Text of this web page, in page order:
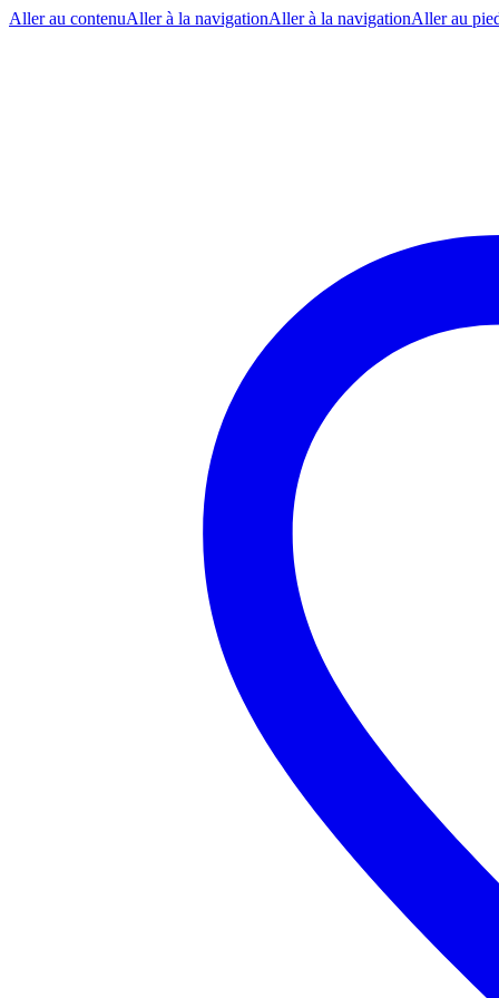
Aller au contenuAller à la navigationAller à la navigationAller au